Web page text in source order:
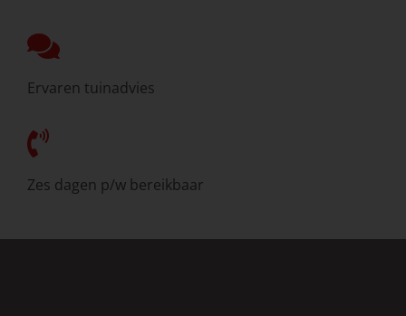
Ervaren tuinadvies
Zes dagen p/w bereikbaar